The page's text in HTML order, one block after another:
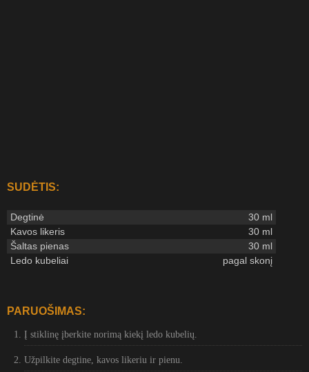
SUDĖTIS:
Degtinė
30 ml
Kavos likeris
30 ml
Šaltas pienas
30 ml
Ledo kubeliai
pagal skonį
PARUOŠIMAS:
Į stiklinę įberkite norimą kiekį ledo kubelių.
Užpilkite degtine, kavos likeriu ir pienu.